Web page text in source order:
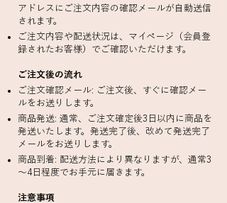
アドレスにご注文内容の確認メールが自動送信
されます。
ご注文内容や配送状況は、マイページ（会員登
録されたお客様）でご確認いただけます。
ご注文後の流れ
ご注文確認メール: ご注文後、すぐに確認メー
ルをお送りします。
商品発送: 通常、ご注文確定後3日以内に商品を
発送いたします。発送完了後、改めて発送完了
メールをお送りします。
商品到着: 配送方法により異なりますが、通常3
～4日程度でお手元に届きます。
注意事項